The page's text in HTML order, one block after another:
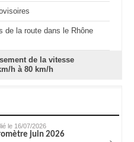
de la route dans le Rhône
de la vitesse
h à 80 km/h
le 16/07/2026
juin 2026